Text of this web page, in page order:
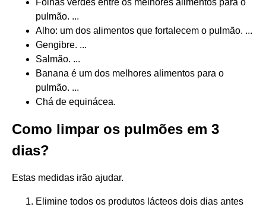
Folhas verdes entre os melhores alimentos para o
pulmão. ...
Alho: um dos alimentos que fortalecem o pulmão. ...
Gengibre. ...
Salmão. ...
Banana é um dos melhores alimentos para o
pulmão. ...
Chá de equinácea.
Como limpar os pulmões em 3
dias?
Estas medidas irão ajudar.
Elimine todos os produtos lácteos dois dias antes